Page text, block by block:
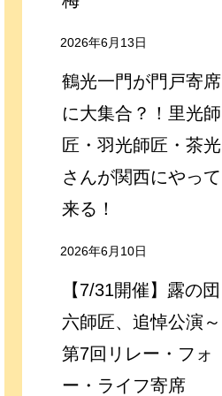
2026年6月13日
鶴光一門が門戸寄席
に大集合？！里光師
匠・羽光師匠・茶光
さんが関西にやって
来る！
2026年6月10日
【7/31開催】露の団
六師匠、追悼公演～
第7回リレー・フォ
ー・ライフ寄席